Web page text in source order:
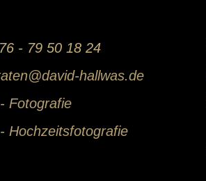
- 79 50 18 24
hallwas.de
Fotografie
Hochzeitsfotografie